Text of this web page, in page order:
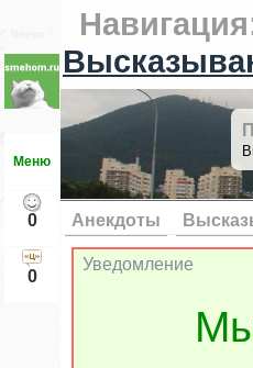
Меню
0
0
Анекдоты
Уведомление